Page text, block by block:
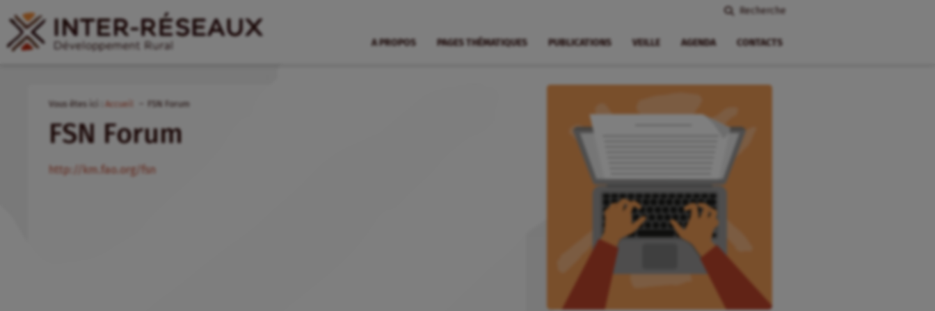
Recherche
A PROPOS PAGES THÉMATIQUES PUBLICATIONS VEILLE AGENDA CONTACTS
Vous êtes ici : Accueil FSN Forum
FSN Forum
http://km.fao.org/fsn